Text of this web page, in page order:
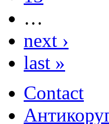
…
next ›
last »
Contact